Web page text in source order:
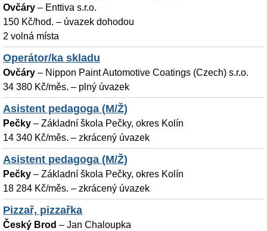
Ovčáry – Enttiva s.r.o.
150 Kč/hod. – úvazek dohodou
2 volná místa
Operátor/ka skladu
Ovčáry – Nippon Paint Automotive Coatings (Czech) s.r.o.
34 380 Kč/měs. – plný úvazek
Asistent pedagoga (M/Ž)
Pečky – Základní škola Pečky, okres Kolín
14 340 Kč/měs. – zkrácený úvazek
Asistent pedagoga (M/Ž)
Pečky – Základní škola Pečky, okres Kolín
18 284 Kč/měs. – zkrácený úvazek
Pizzař, pizzařka
Český Brod – Jan Chaloupka